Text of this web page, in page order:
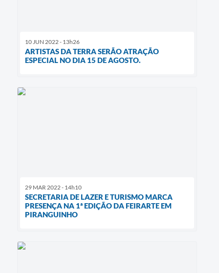
10 JUN 2022 - 13h26
ARTISTAS DA TERRA SERÃO ATRAÇÃO
ESPECIAL NO DIA 15 DE AGOSTO.
29 MAR 2022 - 14h10
SECRETARIA DE LAZER E TURISMO MARCA
PRESENÇA NA 1ª EDIÇÃO DA FEIRARTE EM
PIRANGUINHO